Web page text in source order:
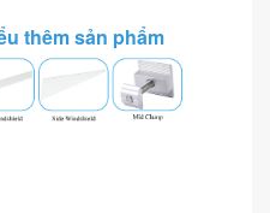
thêm sản phẩm